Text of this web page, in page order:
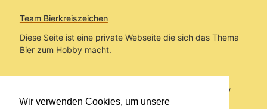
Wir verwenden Cookies, um unsere
Team Bierkreiszeichen
Diese Seite ist eine private Webseite die sich das Thema
Bier zum Hobby macht.
Sie befinden sich auf https://www.bierkreiszeichen.at/